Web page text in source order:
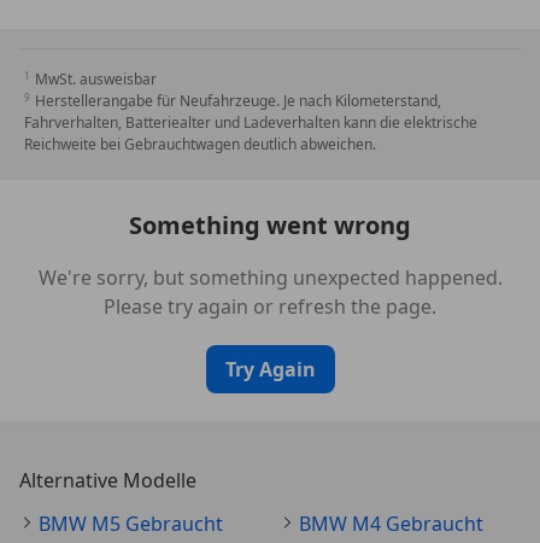
MwSt. ausweisbar
Herstellerangabe für Neufahrzeuge. Je nach Kilometerstand,
Fahrverhalten, Batteriealter und Ladeverhalten kann die elektrische
Reichweite bei Gebrauchtwagen deutlich abweichen.
Something went wrong
We're sorry, but something unexpected happened.
Please try again or refresh the page.
Try Again
Alternative Modelle
BMW M5 Gebraucht
BMW M4 Gebraucht